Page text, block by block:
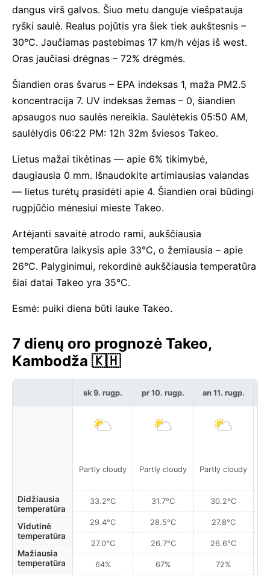
dangus virš galvos. Šiuo metu danguje viešpatauja
ryški saulė. Realus pojūtis yra šiek tiek aukštesnis –
30°C. Jaučiamas pastebimas 17 km/h vėjas iš west.
Oras jaučiasi drėgnas – 72% drėgmės.
Šiandien oras švarus – EPA indeksas 1, maža PM2.5
koncentracija 7. UV indeksas žemas – 0, šiandien
apsaugos nuo saulės nereikia. Saulėtekis 05:50 AM,
saulėlydis 06:22 PM: 12h 32m šviesos Takeo.
Lietus mažai tikėtinas — apie 6% tikimybė,
daugiausia 0 mm. Išnaudokite artimiausias valandas
— lietus turėtų prasidėti apie 4. Šiandien orai būdingi
rugpjūčio mėnesiui mieste Takeo.
Artėjanti savaitė atrodo rami, aukščiausia
temperatūra laikysis apie 33°C, o žemiausia – apie
26°C. Palyginimui, rekordinė aukščiausia temperatūra
šiai datai Takeo yra 35°C.
Esmė: puiki diena būti lauke Takeo.
7 dienų oro prognozė Takeo,
Kambodža 🇰🇭
Didžiausia
temperatūra
Vidutinė
temperatūra
Mažiausia
temperatūra
sk 9. rugp.
Partly cloudy
33.2°C
29.4°C
27.0°C
64%
pr 10. rugp.
Partly cloudy
31.7°C
28.5°C
26.7°C
67%
an 11. rugp.
Partly cloudy
30.2°C
27.8°C
26.6°C
72%